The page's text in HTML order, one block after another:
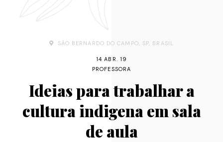
SÃO BERNARDO DO CAMPO, SP, BRASIL
14 ABR. 19
PROFESSORA
Ideias para trabalhar a
cultura indigena em sala
de aula